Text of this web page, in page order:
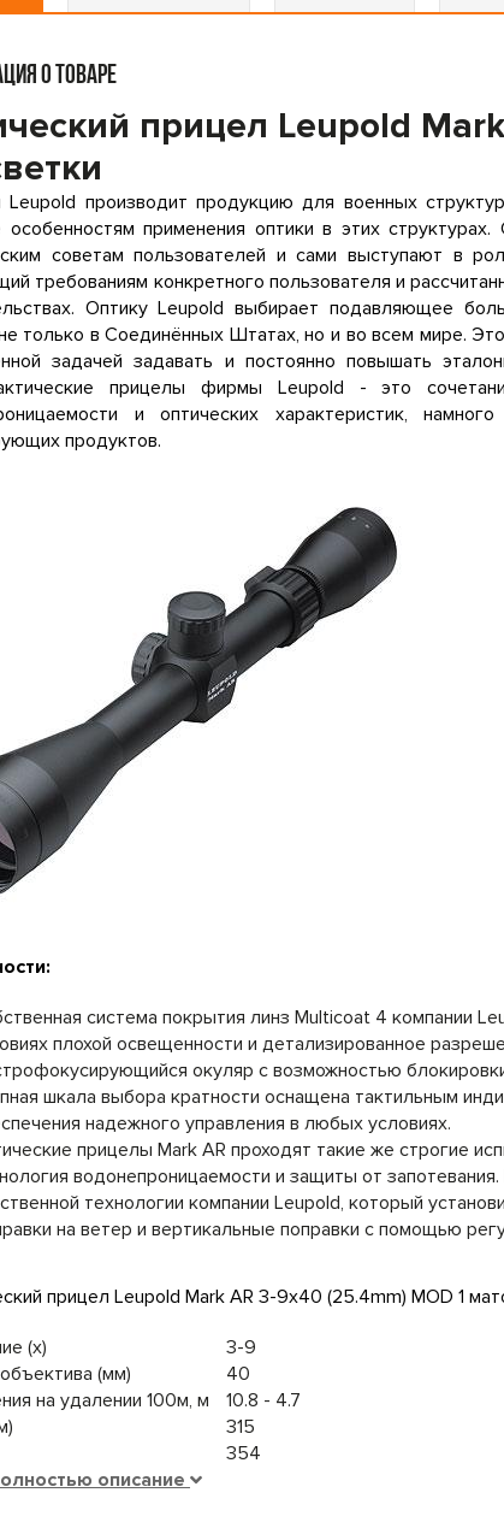
О ТОВАРЕ
прицел Leupold
Leupold производит продукцию для военных
особенностям применения оптики в этих
советам пользователей и сами выступают в
требованиям конкретного пользователя и
Оптику Leupold выбирает подавляющее
только в Соединённых Штатах, но и во всем мире.
задачей задавать и постоянно повышать
прицелы фирмы Leupold - это
и оптических характеристик,
продуктов.
система покрытия линз Multicoat 4 компании
плохой освещенности и детализированное
окуляр с возможностью
шкала выбора кратности оснащена тактильным
надежного управления в любых условиях.
прицелы Mark AR проходят такие же строгие
водонепроницаемости и защиты от
технологии компании Leupold, который
на ветер и вертикальные поправки с помощью
(х)
3-9
(мм)
40
на удалении 100м, м
10.8 - 4.7
315
354
описание